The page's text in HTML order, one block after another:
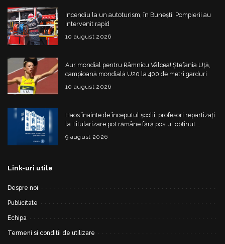
Incendiu la un autoturism, în Bunești. Pompierii au
intervenit rapid
10 august 2026
Aur mondial pentru Râmnicu Vâlcea! Ștefania Uță,
campioană mondială U20 la 400 de metri garduri
10 august 2026
Haos înainte de începutul școlii: profesori repartizați
la Titularizare pot rămâne fără postul obținut.
Ministerul schimbă regulile din 20 august
9 august 2026
Link-uri utile
Despre noi
Publicitate
Echipa
Termeni si conditii de utilizare